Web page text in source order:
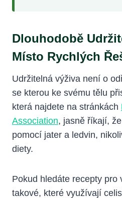
Dlouhodobě
Místo Rychlých
Udržitelná výživa není o
se kterou ke svému tělu
která najdete na stránkách
Association, jasně říkají,
pomocí jater a ledvin,
diety.
Pokud hledáte recepty pro
takové, které využívají